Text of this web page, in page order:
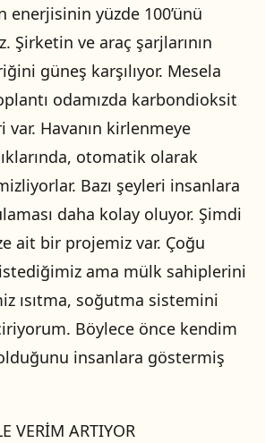
enerjisinin yüzde 100’ünü
Şirketin ve araç şarjlarının
güneş karşılıyor. Mesela
odamızda karbondioksit
var. Havanın kirlenmeye
otomatik olarak
Bazı şeyleri insanlara
daha kolay oluyor. Şimdi
ait bir projemiz var. Çoğu
ama mülk sahiplerini
ısıtma, soğutma sistemini
Böylece önce kendim
insanlara göstermiş
VERİM ARTIYOR